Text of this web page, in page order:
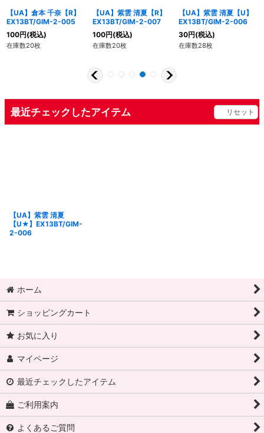
【UA】倉本 千奈【R】
EX13BT/GIM-2-005
100円(税込)
在庫数20枚
【UA】紫雲 清夏【R】
EX13BT/GIM-2-007
100円(税込)
在庫数20枚
【UA】紫雲 清夏【U】
EX13BT/GIM-2-006
30円(税込)
在庫数28枚
最近チェックしたアイテム リセット
【UA】紫雲 清夏
【U★】EX13BT/GIM-
2-006
ホーム
ショッピングカート
お気に入り
マイページ
最近チェックしたアイテム
ご利用案内
よくあるご質問